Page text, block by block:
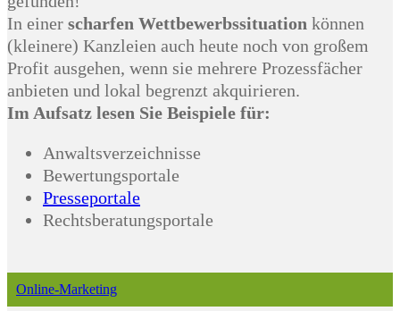
In einer scharfen Wettbewerbssituation können
(kleinere) Kanzleien auch heute noch von großem
Profit ausgehen, wenn sie mehrere Prozessfächer
anbieten und lokal begrenzt akquirieren.
Im Aufsatz lesen Sie Beispiele für:
Anwaltsverzeichnisse
Bewertungsportale
Presseportale
Rechtsberatungsportale
Online-Marketing